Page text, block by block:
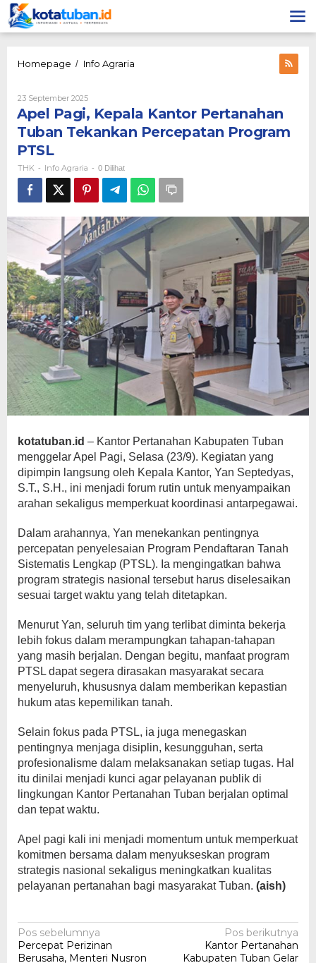
Lewati
ke
konten
Homepage / Info Agraria
Pertanahan
Tuban
Tekankan
PTSL
23 September 2025Oleh
THK
Apel Pagi, Kepala Kantor Pertanahan
Tuban Tekankan Percepatan Program
PTSL
THK - Info Agraria - 0 Dilihat
kotatuban.id – Kantor Pertanahan Kabupaten Tuban
menggelar Apel Pagi, Selasa (23/9). Kegiatan yang
dipimpin langsung oleh Kepala Kantor, Yan Septedyas,
S.T., S.H., ini menjadi forum rutin untuk menyampaikan
arahan sekaligus memperkuat koordinasi antarpegawai.
Dalam arahannya, Yan menekankan pentingnya
percepatan penyelesaian Program Pendaftaran Tanah
Sistematis Lengkap (PTSL). Ia mengingatkan bahwa
program strategis nasional tersebut harus diselesaikan
sesuai target waktu yang telah ditetapkan.
Menurut Yan, seluruh tim yang terlibat diminta bekerja
lebih fokus dalam merampungkan tahapan-tahapan
yang masih berjalan. Dengan begitu, manfaat program
PTSL dapat segera dirasakan masyarakat secara
menyeluruh, khususnya dalam memberikan kepastian
hukum atas kepemilikan tanah.
Selain fokus pada PTSL, ia juga menegaskan
pentingnya menjaga disiplin, kesungguhan, serta
profesionalisme dalam melaksanakan setiap tugas. Hal
itu dinilai menjadi kunci agar pelayanan publik di
lingkungan Kantor Pertanahan Tuban berjalan optimal
dan tepat waktu.
Apel pagi kali ini menjadi momentum untuk memperkuat
komitmen bersama dalam menyukseskan program
strategis nasional sekaligus meningkatkan kualitas
pelayanan pertanahan bagi masyarakat Tuban. (aish)
Navigasi
pos
Pos sebelumnya
Percepat Perizinan
Berusaha, Menteri Nusron
Pos berikutnya
Kantor Pertanahan
Kabupaten Tuban Gelar